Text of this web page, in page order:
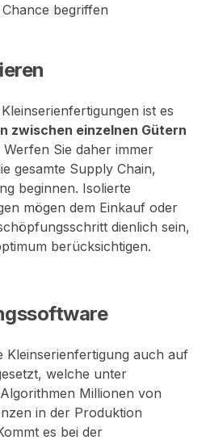
begriffen
ist es
zwischen einzelnen Gütern
Werfen Sie daher immer
gesamte Supply Chain,
beginnen. Isolierte
mögen dem Einkauf oder
dienlich sein,
berücksichtigen.
Kleinserienfertigung auch auf
welche unter
Millionen von
in der Produktion
es bei der